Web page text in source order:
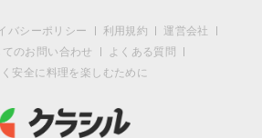
バシーポリシー 利用規約
運営会社
のお問い合わせ
よくある質問
安全に料理を楽しむために